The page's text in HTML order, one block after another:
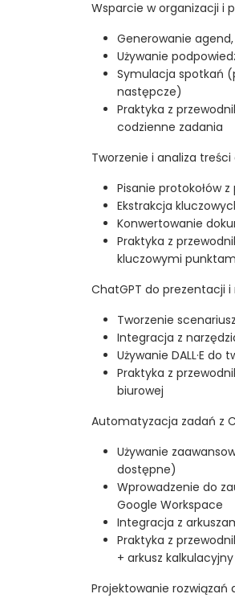
Wsparcie w organizacji i
Generowanie
Używanie
Symulacja spotkań
następcze)
Praktyka z
codzienne zadania
Tworzenie i analiza
Pisanie protokołów
Ekstrakcja
Konwertowanie
Praktyka z
kluczowymi
ChatGPT do prezentacji
Tworzenie
Integracja z
Używanie DALL·E
Praktyka z
biurowej
Automatyzacja zadań z
Używanie
dostępne)
Wprowadzenie do
Google Workspace
Integracja z
Praktyka z
+ arkusz kalkulacyjny
Projektowanie